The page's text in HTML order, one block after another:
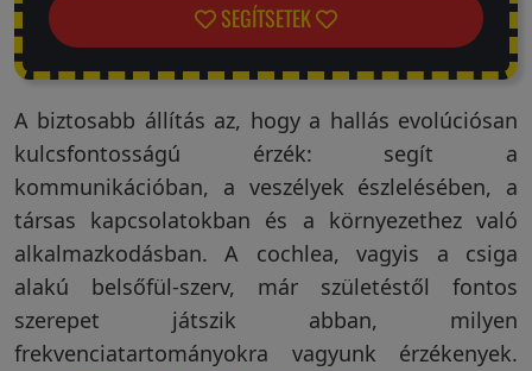
SEGÍTSETEK
A biztosabb állítás az, hogy a hallás evolúciósan
kulcsfontosságú érzék: segít a
kommunikációban, a veszélyek észlelésében, a
társas kapcsolatokban és a környezethez való
alkalmazkodásban. A cochlea, vagyis a csiga
alakú belsőfül-szerv, már születéstől fontos
szerepet játszik abban, milyen
frekvenciatartományokra vagyunk érzékenyek.